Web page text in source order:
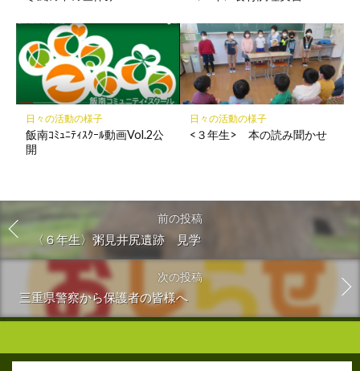
日々の活動の様子
飯南ｺﾐｭﾆﾃｨｽｸｰﾙ動画Vol.2公
開
日々の活動の様子
<３年生> 本の読み聞かせ
前の投稿
〈６年生〉粥見井尻遺跡 見学
次の投稿
三重県警察から保護者の皆様へ